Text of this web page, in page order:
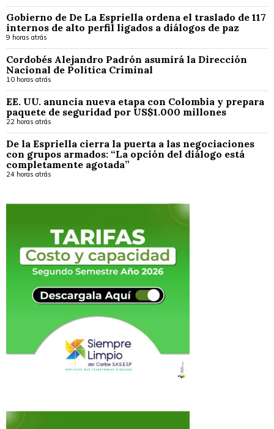
Gobierno de De La Espriella ordena el traslado de 117
internos de alto perfil ligados a diálogos de paz
9 horas atrás
Cordobés Alejandro Padrón asumirá la Dirección
Nacional de Política Criminal
10 horas atrás
EE. UU. anuncia nueva etapa con Colombia y prepara
paquete de seguridad por US$1.000 millones
22 horas atrás
De la Espriella cierra la puerta a las negociaciones
con grupos armados: “La opción del diálogo está
completamente agotada”
24 horas atrás